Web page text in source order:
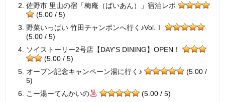
佐野市 里山の宿「梅庵（ばいあん）」宿泊レポ
(5.00 / 5)
野菜いっぱい 竹田チャンポンへ行く♪Vol.Ⅰ
(5.00 / 5)
ソイストーリー2号店【DAY'S DINING】OPEN！
(5.00 / 5)
オープン記念キャンペーン湯に行く♪
(5.00 /
5)
こー湯ーてんかいの
(5.00 / 5)